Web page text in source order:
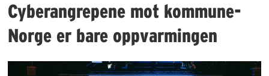
Cyberangrepene mot kommune-
Norge er bare oppvarmingen